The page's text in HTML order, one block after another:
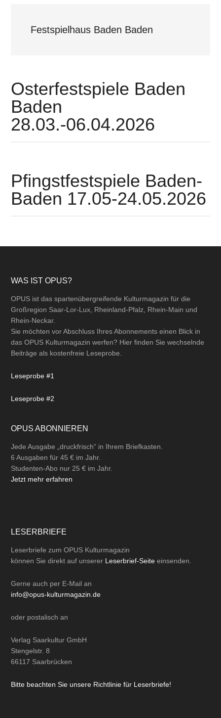
Festspielhaus Baden Baden
Osterfestspiele Baden
Baden
28.03.-06.04.2026
Pfingstfestspiele Baden-
Baden 17.05-24.05.2026
Footer
WAS IST OPUS?
OPUS ist das spartenübergreifende Kulturmagazin für die
Großregion Saar-Lor-Lux, Rheinland-Pfalz, Rhein-Main und
Rhein-Neckar.
Sie möchten vor Abschluss Ihres Abonnements einen Blick in
das OPUS Kulturmagazin werfen? Hier finden Sie wechselnde
Beiträge als kostenfreie Leseprobe.
Leseprobe #1
Leseprobe #2
OPUS ABONNIEREN
Jede Ausgabe „druckfrisch“ in Ihrem Briefkasten.
6 Ausgaben für 45 € im Jahr.
Studenten-Abo nur 25 € im Jahr.
Jetzt mehr erfahren
LESERBRIEFE
Leserbriefe zum OPUS Kulturmagazin
können Sie direkt auf unserer Leserbrief-Seite einsenden.
Gerne auch per E-Mail an
info@opus-kulturmagazin.de
oder postalisch an
Verlag Saarkultur GmbH
Stengelstr. 8
66117 Saarbrücken
Bitte beachten Sie unsere Richtlinie für Leserbriefe!